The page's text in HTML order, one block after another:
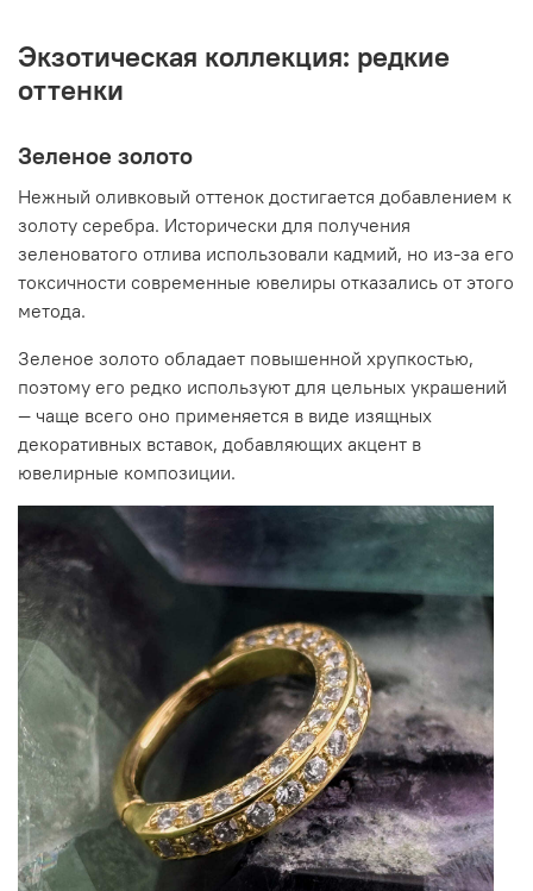
Экзотическая коллекция: редкие
оттенки
Зеленое золото
Нежный оливковый оттенок достигается добавлением к
золоту серебра. Исторически для получения
зеленоватого отлива использовали кадмий, но из-за его
токсичности современные ювелиры отказались от этого
метода.
Зеленое золото обладает повышенной хрупкостью,
поэтому его редко используют для цельных украшений
— чаще всего оно применяется в виде изящных
декоративных вставок, добавляющих акцент в
ювелирные композиции.